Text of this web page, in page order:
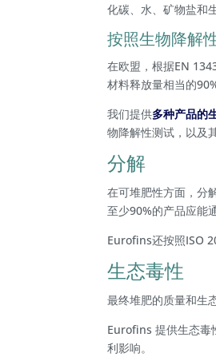
化碳、水、矿物盐和
按照生物降解
在欧盟，根据EN
材料释放量相当的
我们提供多种产品的
物降解性测试，以及
分解
在可堆肥性方面，分
至少90%的产品应能
Eurofins还按照ISO
生态毒性
最终堆肥的质量和生
Eurofins 提供生态毒
利影响。